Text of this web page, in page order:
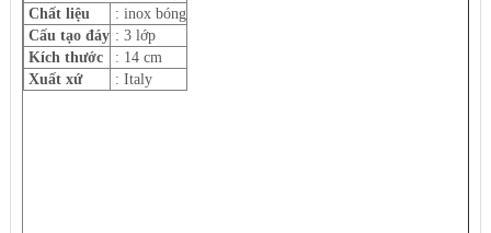
Chất liệu
: inox bóng
Cấu tạo đáy : 3 lớp
Kích thước
: 14 cm
Xuất xứ
: Italy